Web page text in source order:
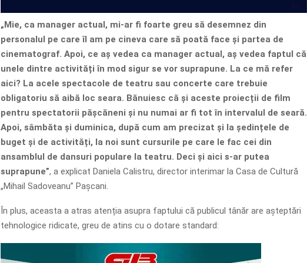
„Mie, ca manager actual, mi-ar fi foarte greu să desemnez din
personalul pe care îl am pe cineva care să poată face și partea de
cinematograf. Apoi, ce aș vedea ca manager actual, aș vedea faptul că
unele dintre activități în mod sigur se vor suprapune. La ce mă refer
aici? La acele spectacole de teatru sau concerte care trebuie
obligatoriu să aibă loc seara. Bănuiesc că și aceste proiecții de film
pentru spectatorii pășcăneni și nu numai ar fi tot în intervalul de seară.
Apoi, sâmbăta și duminica, după cum am precizat și la ședințele de
buget și de activități, la noi sunt cursurile pe care le fac cei din
ansamblul de dansuri populare la teatru. Deci și aici s-ar putea
suprapune”, a explicat Daniela Calistru, director interimar la Casa de Cultură
„Mihail Sadoveanu” Pașcani.
În plus, aceasta a atras atenția asupra faptului că publicul tânăr are așteptări
tehnologice ridicate, greu de atins cu o dotare standard: